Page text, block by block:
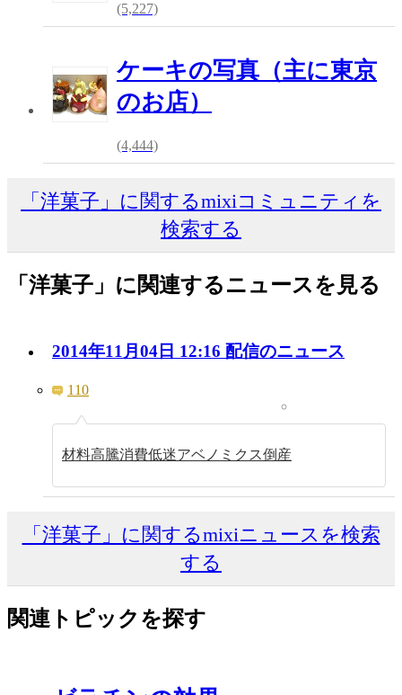
(5,227)
ケーキの写真（主に東京
のお店）
(4,444)
「洋菓子」に関するmixiコミュニティを
検索する
「洋菓子」に関連するニュースを見る
2014年11月04日 12:16 配信のニュース
110
材料高騰消費低迷アベノミクス倒産
「洋菓子」に関するmixiニュースを検索
する
関連トピックを探す